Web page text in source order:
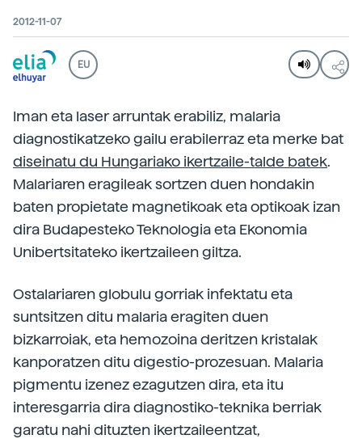
2012-11-07
EU
Iman eta laser arruntak erabiliz, malaria
diagnostikatzeko gailu erabilerraz eta merke bat
diseinatu du Hungariako ikertzaile-talde batek.
Malariaren eragileak sortzen duen hondakin
baten propietate magnetikoak eta optikoak izan
dira Budapesteko Teknologia eta Ekonomia
Unibertsitateko ikertzaileen giltza.
Ostalariaren globulu gorriak infektatu eta
suntsitzen ditu malaria eragiten duen
bizkarroiak, eta hemozoina deritzen kristalak
kanporatzen ditu digestio-prozesuan. Malaria
pigmentu izenez ezagutzen dira, eta itu
interesgarria dira diagnostiko-teknika berriak
garatu nahi dituzten ikertzaileentzat,